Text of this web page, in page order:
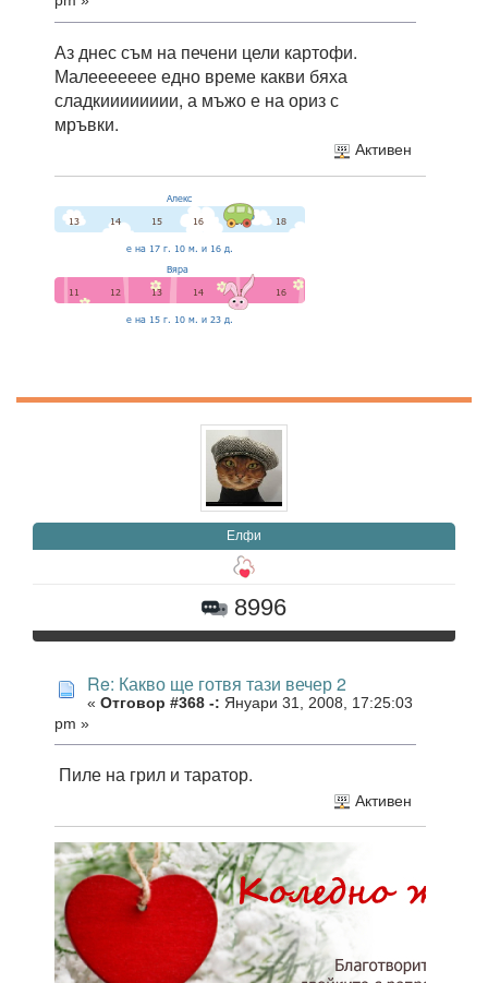
Аз днес съм на печени цели картофи.
Малеееееее едно време какви бяха
сладкииииииии, а мъжо е на ориз с
мръвки.
Активен
Елфи
8996
Re: Какво ще готвя тази вечер 2
« Отговор #368 -: Януари 31, 2008, 17:25:03
pm »
Пиле на грил и таратор.
Активен